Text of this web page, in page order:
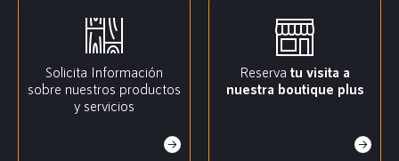
Solicita Información
sobre nuestros productos
y servicios
Reserva tu visita a
nuestra boutique plus